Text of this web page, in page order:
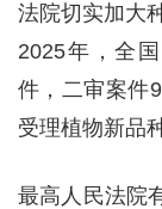
法院切实加大
2025年，全
件，二审案件
受理植物新品
最高人民法院